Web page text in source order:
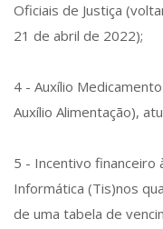
Oficiais de Justiça
21 de abril de 2022);
4 - Auxílio
Auxílio Alimentação),
5 - Incentivo financeiro
Informática (Tis)nos
de uma tabela de